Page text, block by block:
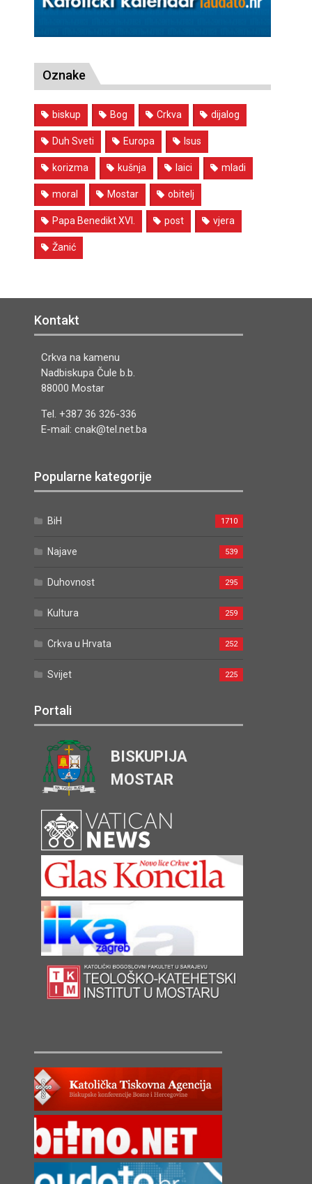
Oznake
biskup Bog Crkva dijalog
Duh Sveti Europa Isus
korizma kušnja laici mladi
moral Mostar obitelj
Papa Benedikt XVI. post vjera
Žanić
Kontakt
Crkva na kamenu
Nadbiskupa Čule b.b.
88000 Mostar
Tel. +387 36 326-336
E-mail: cnak@tel.net.ba
Popularne kategorije
BiH 1710
Najave 539
Duhovnost 295
Kultura 259
Crkva u Hrvata 252
Svijet 225
Portali
BISKUPIJA
MOSTAR